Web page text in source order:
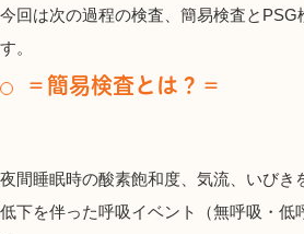
今回は次の過程の検査、簡易検査とPSG
す。
＝簡易検査とは？＝
夜間睡眠時の酸素飽和度、気流、いびき
低下を伴った呼吸イベント（無呼吸・低